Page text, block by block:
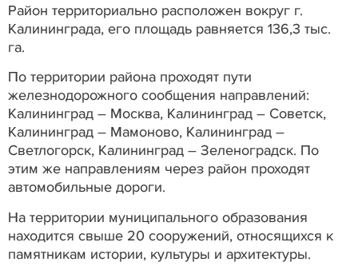
Район территориально расположен вокруг г.
Калининграда, его площадь равняется 136,3 тыс.
га.
По территории района проходят пути
железнодорожного сообщения направлений:
Калининград – Москва, Калининград – Советск,
Калининград – Мамоново, Калининград –
Светлогорск, Калининград – Зеленоградск. По
этим же направлениям через район проходят
автомобильные дороги.
На территории муниципального образования
находится свыше 20 сооружений, относящихся к
памятникам истории, культуры и архитектуры.